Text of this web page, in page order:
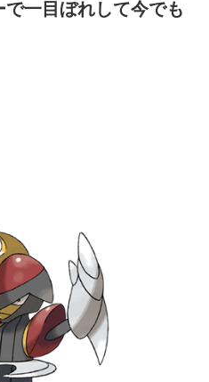
一目ぼれして今でも